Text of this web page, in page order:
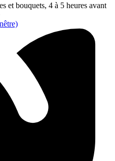
et bouquets, 4 à 5 heures avant